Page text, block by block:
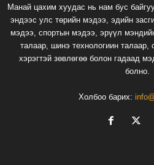
Манай цахим хуудас нь нам бус
эндээс улс төрийн мэдээ, эдийн
мэдээ, спортын мэдээ, эрүүл
талаар, шинэ технологиин
хэрэгтэй зөвлөгөө болон гадаад
болно.
Холбоо барих: